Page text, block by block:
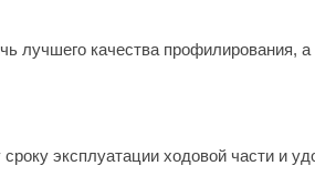
лучшего качества профилирования,
эксплуатации ходовой части и